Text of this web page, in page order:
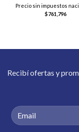
Precio sin impuestos
$761,796
Recibí ofertas y